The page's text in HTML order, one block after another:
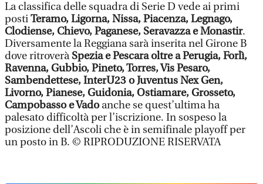
La classifica delle squadra di Serie D vede ai primi
postiTeramo, Ligorna, Nissa, Piacenza, Legnago,
Clodiense, Chievo, Paganese, Seravazza e Monastir.
Diversamente la Reggiana sarà inserita nel Girone B
dove ritroveràSpezia e Pescara oltre a Perugia, Forlì,
Ravenna, Gubbio, Pineto, Torres, Vis Pesaro,
Sambendettese, InterU23 o Juventus Nex Gen,
Livorno, Pianese, Guidonia, Ostiamare, Grosseto,
Campobasso e Vadoanche se quest’ultima ha
palesato difficoltà per l’iscrizione. In sospeso la
posizione dell’Ascoli che è in semifinale playoff per
un posto in B. © RIPRODUZIONE RISERVATA